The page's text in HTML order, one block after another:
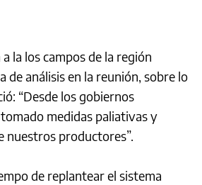
la los campos de la región
de análisis en la reunión, sobre lo
“Desde los gobiernos
medidas paliativas y
nuestros productores”.
de replantear el sistema